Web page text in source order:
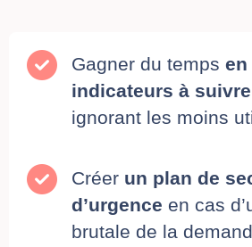
Gagner du temps en
indicateurs à suivre
ignorant les moins
Créer un plan de
d’urgence en cas
brutale de la